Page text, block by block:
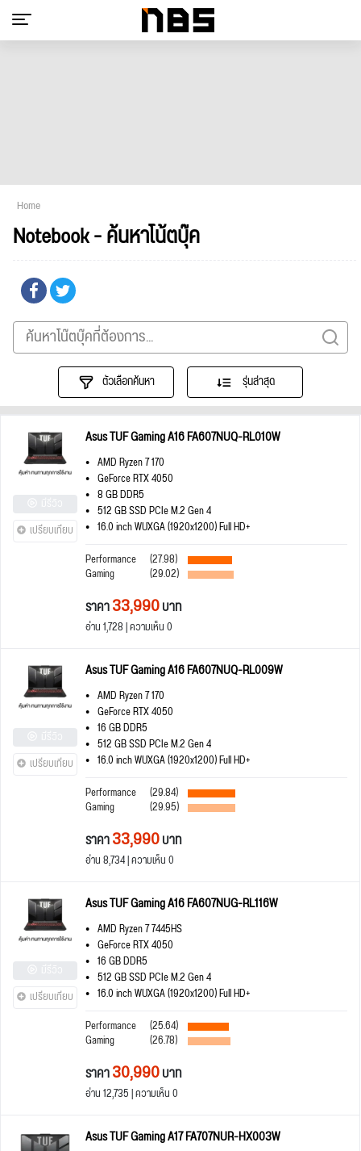
Home
Notebook - ค้นหาโน้ตบุ๊ค
ตัวเลือกค้นหา รุ่นล่าสุด
เปรียบเทียบ
Asus TUF Gaming A16 FA607NUQ-RL010W
AMD Ryzen 7 170
GeForce RTX 4050
8 GB DDR5
512 GB SSD PCIe M.2 Gen 4
16.0 inch WUXGA (1920x1200) Full HD+
Performance
(27.98)
Gaming (29.02)
ราคา33,990บาท
อ่าน 1,728 | ความเห็น 0
เปรียบเทียบ
Asus TUF Gaming A16 FA607NUQ-RL009W
AMD Ryzen 7 170
GeForce RTX 4050
16 GB DDR5
512 GB SSD PCIe M.2 Gen 4
16.0 inch WUXGA (1920x1200) Full HD+
Performance
(29.84)
Gaming (29.95)
ราคา33,990บาท
อ่าน 8,734 | ความเห็น 0
เปรียบเทียบ
Asus TUF Gaming A16 FA607NUG-RL116W
AMD Ryzen 7 7445HS
GeForce RTX 4050
16 GB DDR5
512 GB SSD PCIe M.2 Gen 4
16.0 inch WUXGA (1920x1200) Full HD+
Performance
(25.64)
Gaming (26.78)
ราคา30,990บาท
อ่าน 12,735 | ความเห็น 0
Asus TUF Gaming A17 FA707NUR-HX003W